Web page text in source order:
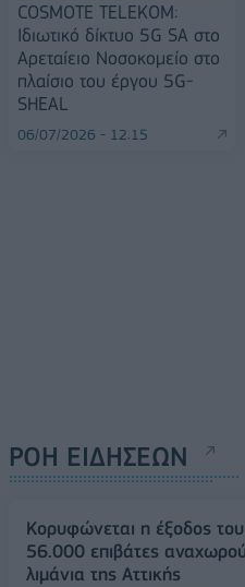
COSMOTE TELEKOM:
Ιδιωτικό δίκτυο 5G SA στο
Αρεταίειο Νοσοκομείο στο
πλαίσιο του έργου 5G-
SHEAL
06/07/2026 - 12:15
ΡΟΗ ΕΙΔΗΣΕΩΝ
Κορυφώνεται η έξοδος
56.000 επιβάτες
λιμάνια της Αττικής